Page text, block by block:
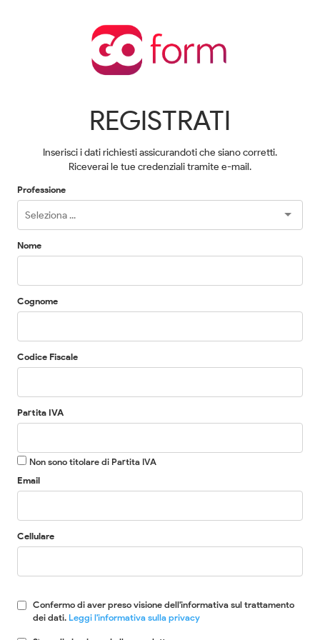
REGISTRATI
Inserisci i dati richiesti assicurandoti che siano corretti.
Riceverai le tue credenziali tramite e-mail.
Professione
Nome
Cognome
Codice Fiscale
Partita IVA
Non sono titolare di Partita IVA
Email
Cellulare
Confermo di aver preso visione dell'informativa sul trattamento
dei dati. Leggi l'informativa sulla privacy